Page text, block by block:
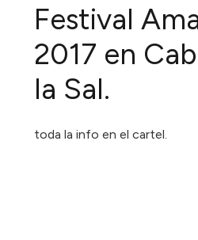
Festival
2017 en
la Sal.
toda la info en el cartel.